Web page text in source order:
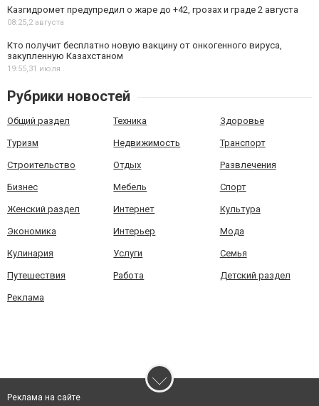
Казгидромет предупредил о жаре до +42, грозах и граде 2 августа
08:25,2 августа
Кто получит бесплатно новую вакцину от онкогенного вируса,
закупленную Казахстаном
19:55,31 июля
Рубрики новостей
Общий раздел Техника Здоровье
Туризм Недвижимость Транспорт
Строительство Отдых Развлечения
Бизнес Мебель Спорт
Женский раздел Интернет Культура
Экономика Интерьер Мода
Кулинария Услуги Семья
Путешествия Работа Детский раздел
Реклама
Реклама на сайте